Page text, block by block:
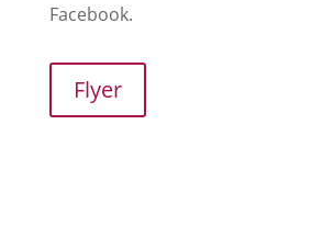
Facebook.
Flyer